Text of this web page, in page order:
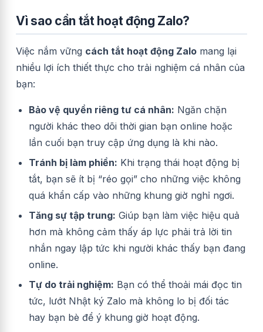
Vì sao cần tắt hoạt động Zalo?
Việc nắm vững cách tắt hoạt động Zalo mang lại
nhiều lợi ích thiết thực cho trải nghiệm cá nhân của
bạn:
Bảo vệ quyền riêng tư cá nhân: Ngăn chặn
người khác theo dõi thời gian bạn online hoặc
lần cuối bạn truy cập ứng dụng là khi nào.
Tránh bị làm phiền: Khi trạng thái hoạt động bị
tắt, bạn sẽ ít bị “réo gọi” cho những việc không
quá khẩn cấp vào những khung giờ nghỉ ngơi.
Tăng sự tập trung: Giúp bạn làm việc hiệu quả
hơn mà không cảm thấy áp lực phải trả lời tin
nhắn ngay lập tức khi người khác thấy bạn đang
online.
Tự do trải nghiệm: Bạn có thể thoải mái đọc tin
tức, lướt Nhật ký Zalo mà không lo bị đối tác
hay bạn bè để ý khung giờ hoạt động.